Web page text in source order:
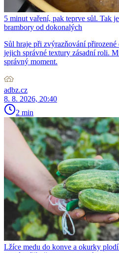
5 minut vaření, pak teprve sůl. Tak
brambory od dokonalých
Sůl hraje při zvýrazňování
jejich správné textury zásadní roli.
správný moment.
adbz.cz
8. 8. 2026, 20:40
2 min
Lžíce medu do konve a okurky